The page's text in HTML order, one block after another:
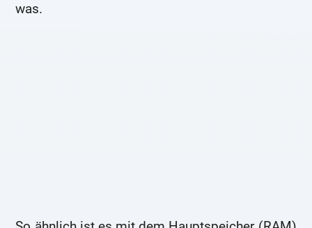
was.